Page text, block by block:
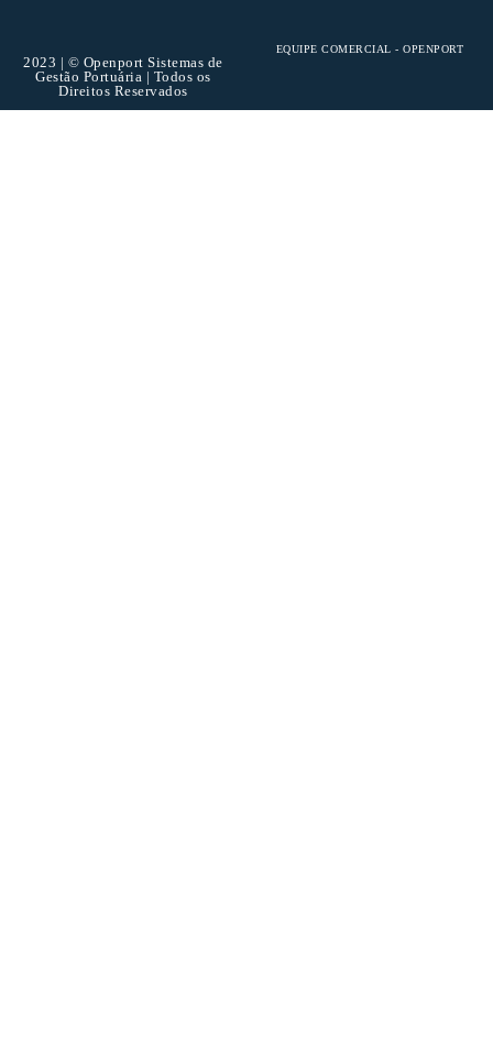
2023 | © Openport Sistemas de
Gestão Portuária | Todos os
Direitos Reservados
EQUIPE COMERCIAL - OPENPORT